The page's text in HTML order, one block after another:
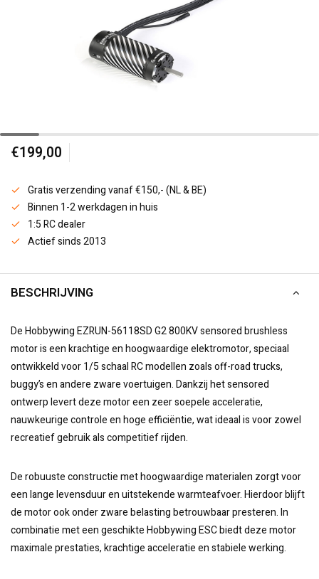
€199,00
Gratis verzending vanaf €150,- (NL & BE)
Binnen 1-2 werkdagen in huis
1:5 RC dealer
Actief sinds 2013
BESCHRIJVING
De Hobbywing EZRUN-56118SD G2 800KV sensored brushless
motor is een krachtige en hoogwaardige elektromotor, speciaal
ontwikkeld voor 1/5 schaal RC modellen zoals off-road trucks,
buggy’s en andere zware voertuigen. Dankzij het sensored
ontwerp levert deze motor een zeer soepele acceleratie,
nauwkeurige controle en hoge efficiëntie, wat ideaal is voor zowel
recreatief gebruik als competitief rijden.
De robuuste constructie met hoogwaardige materialen zorgt voor
een lange levensduur en uitstekende warmteafvoer. Hierdoor blijft
de motor ook onder zware belasting betrouwbaar presteren. In
combinatie met een geschikte Hobbywing ESC biedt deze motor
maximale prestaties, krachtige acceleratie en stabiele werking.